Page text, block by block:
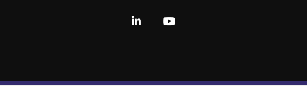
linkedinyoutube